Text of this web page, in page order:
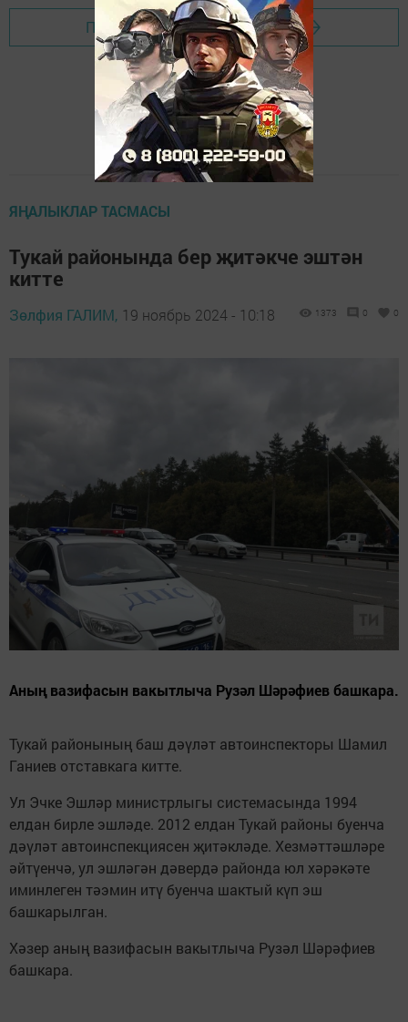
Перейти на страницу новости
ЯҢАЛЫКЛАР ТАСМАСЫ
Тукай районында бер җитәкче эштән
китте
Зөлфия ГАЛИМ, 19 ноябрь 2024 - 10:18 1373 0 0
Аның вазифасын вакытлыча Рузәл Шәрәфиев башкара.
Тукай районының баш дәүләт автоинспекторы Шамил
Ганиев отставкага китте.
Ул Эчке Эшләр министрлыгы системасында 1994
елдан бирле эшләде. 2012 елдан Тукай районы буенча
дәүләт автоинспекциясен җитәкләде. Хезмәттәшләре
әйтүенчә, ул эшләгән дәвердә районда юл хәрәкәте
иминлеген тәэмин итү буенча шактый күп эш
башкарылган.
Хәзер аның вазифасын вакытлыча Рузәл Шәрәфиев
башкара.